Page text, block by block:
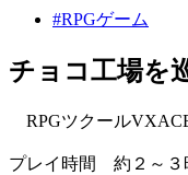
#RPGゲーム
チョコ工場を
RPGツクール
プレイ時間 約２～３